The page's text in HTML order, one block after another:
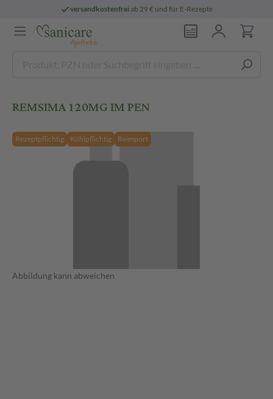
versandkostenfreiab 29 € und für E-Rezepte
REMSIMA 120MG IM PEN
Rezeptpflichtig Kühlpflichtig Reimport
Abbildung kann abweichen